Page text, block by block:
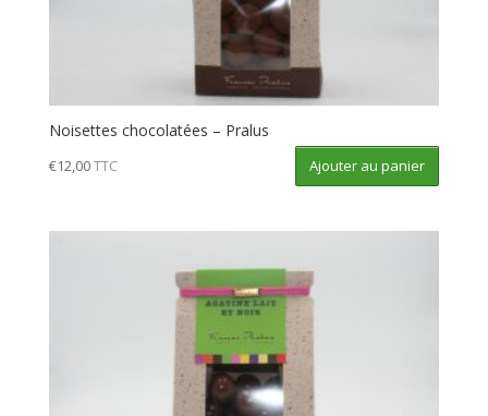
Noisettes chocolatées – Pralus
€12,00TTC Ajouter au panier